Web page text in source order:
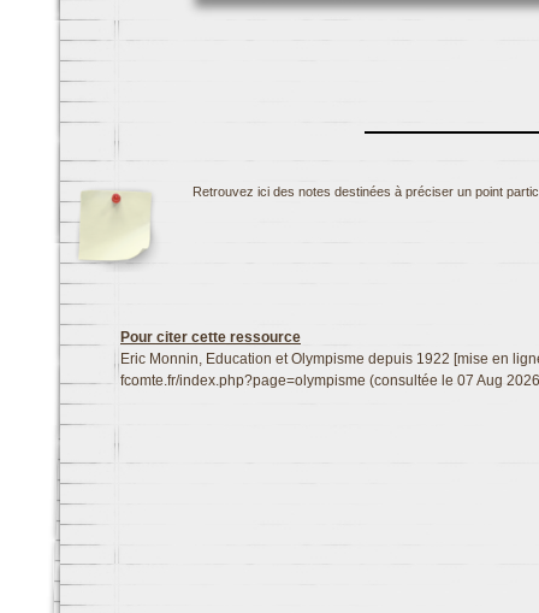
Retrouvez ici des notes destinées à préciser un point
Pour citer cette ressource
Eric Monnin, Education et Olympisme depuis 1922 [mise en
fcomte.fr/index.php?page=olympisme (consultée le 07 Aug